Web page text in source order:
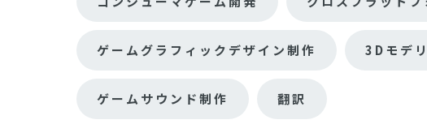
ゲームグラフィックデザイン制作 3Dモデ
ゲームサウンド制作 翻訳